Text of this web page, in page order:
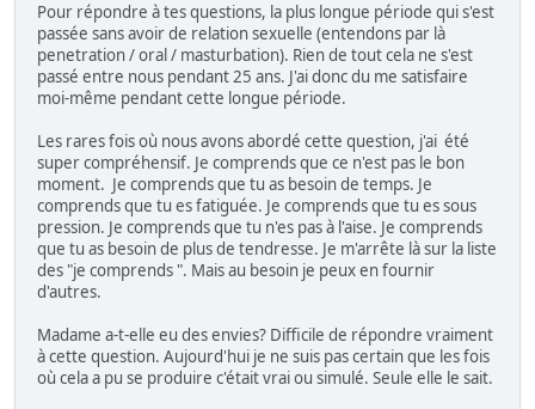
Pour répondre à tes questions, la plus longue période qui s'est
passée sans avoir de relation sexuelle (entendons par là
penetration / oral / masturbation). Rien de tout cela ne s'est
passé entre nous pendant 25 ans. J'ai donc du me satisfaire
moi-même pendant cette longue période.
Les rares fois où nous avons abordé cette question, j'ai été
super compréhensif. Je comprends que ce n'est pas le bon
moment. Je comprends que tu as besoin de temps. Je
comprends que tu es fatiguée. Je comprends que tu es sous
pression. Je comprends que tu n'es pas à l'aise. Je comprends
que tu as besoin de plus de tendresse. Je m'arrête là sur la liste
des "je comprends ". Mais au besoin je peux en fournir
d'autres.
Madame a-t-elle eu des envies? Difficile de répondre vraiment
à cette question. Aujourd'hui je ne suis pas certain que les fois
où cela a pu se produire c'était vrai ou simulé. Seule elle le sait.